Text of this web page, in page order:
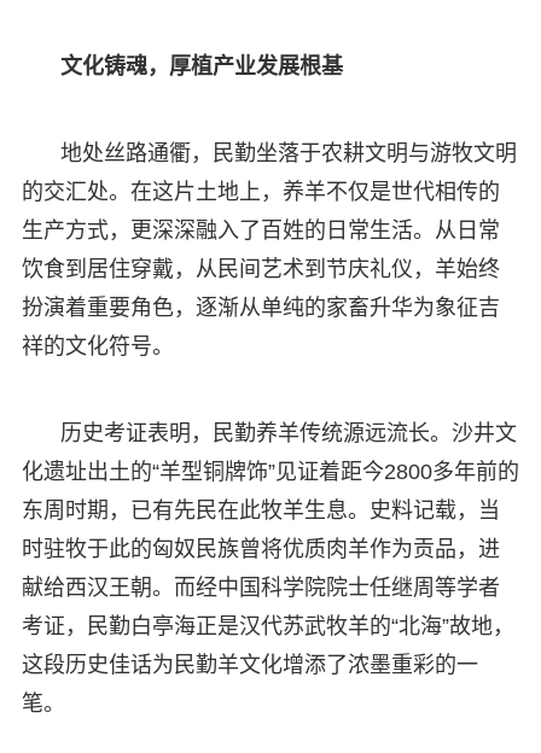
文化铸魂，厚植产业发展根基
地处丝路通衢，民勤坐落于农耕文明与游牧文明
的交汇处。在这片土地上，养羊不仅是世代相传的
生产方式，更深深融入了百姓的日常生活。从日常
饮食到居住穿戴，从民间艺术到节庆礼仪，羊始终
扮演着重要角色，逐渐从单纯的家畜升华为象征吉
祥的文化符号。
历史考证表明，民勤养羊传统源远流长。沙井文
化遗址出土的“羊型铜牌饰”见证着距今2800多年前的
东周时期，已有先民在此牧羊生息。史料记载，当
时驻牧于此的匈奴民族曾将优质肉羊作为贡品，进
献给西汉王朝。而经中国科学院院士任继周等学者
考证，民勤白亭海正是汉代苏武牧羊的“北海”故地，
这段历史佳话为民勤羊文化增添了浓墨重彩的一
笔。